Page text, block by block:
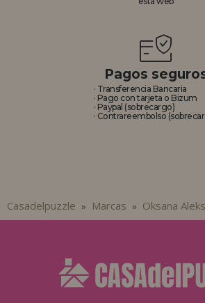
Pagos
· Transferencia Bancaria
· Pago con tarjeta o Bizum
· Paypal (sobrecargo)
· Contrareembolso
Casadelpuzzle » Marcas » Oksana